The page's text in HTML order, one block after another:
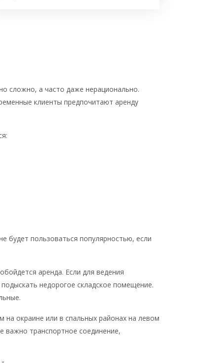
сложно, а часто даже нерационально.
клиенты предпочитают аренду
пользоваться популярностью, если
аренда. Если для ведения
недорогое складское помещение.
окраине или в спальных районах на левом
важно транспортное соединение,